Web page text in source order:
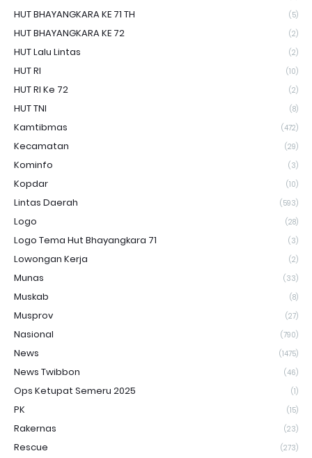
HUT BHAYANGKARA KE 71 TH (5)
HUT BHAYANGKARA KE 72 (2)
HUT Lalu Lintas (2)
HUT RI (10)
HUT RI Ke 72 (2)
HUT TNI (8)
Kamtibmas (472)
Kecamatan (29)
Kominfo (3)
Kopdar (10)
Lintas Daerah (593)
Logo (28)
Logo Tema Hut Bhayangkara 71 (3)
Lowongan Kerja (2)
Munas (33)
Muskab (8)
Musprov (27)
Nasional (790)
News (1475)
News Twibbon (46)
Ops Ketupat Semeru 2025 (1)
PK (15)
Rakernas (23)
Rescue (273)